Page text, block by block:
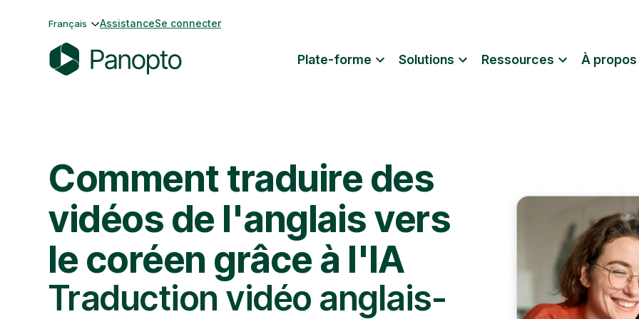
Français AssistanceSe connecter
t
o
Plate-forme Solutions Ressources À propos
Comment traduire des
vidéos de l'anglais vers
le coréen grâce à l'IA
Traduction vidéo anglais-